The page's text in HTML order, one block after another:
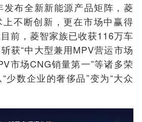
发布全新新能源产品矩阵，菱
不断创新，更在市场中赢得
前，菱智家族已收获116万车
获“中大型兼用MPV营运市场
市场CNG销量第一”等诸多荣
少数企业的奢侈品”变为“大众